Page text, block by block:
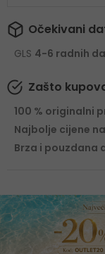
Očekivani
GLS 4-6 radnih
Zašto
100 % originalni
Najbolje cijene
Brza i pouzdana